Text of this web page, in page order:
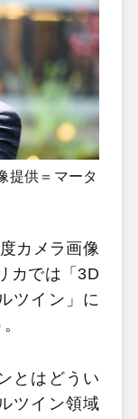
提供＝マータ
カメラ画像
カでは「3D
ツイン」に
とはどうい
ツイン領域